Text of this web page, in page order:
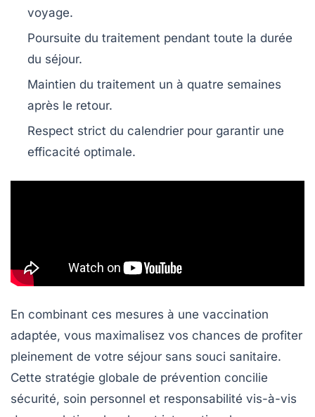
voyage.
Poursuite du traitement pendant toute la durée
du séjour.
Maintien du traitement un à quatre semaines
après le retour.
Respect strict du calendrier pour garantir une
efficacité optimale.
En combinant ces mesures à une vaccination
adaptée, vous maximalisez vos chances de profiter
pleinement de votre séjour sans souci sanitaire.
Cette stratégie globale de prévention concilie
sécurité, soin personnel et responsabilité vis-à-vis